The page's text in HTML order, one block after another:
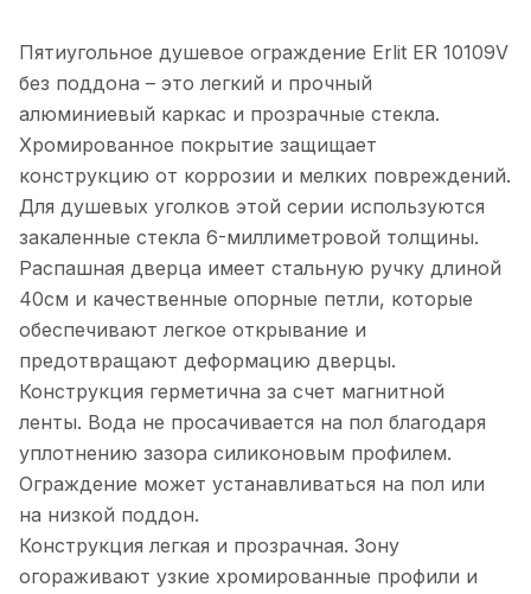
Пятиугольное душевое ограждение Erlit ER 10109V
без поддона – это легкий и прочный
алюминиевый каркас и прозрачные стекла.
Хромированное покрытие защищает
конструкцию от коррозии и мелких повреждений.
Для душевых уголков этой серии используются
закаленные стекла 6-миллиметровой толщины.
Распашная дверца имеет стальную ручку длиной
40см и качественные опорные петли, которые
обеспечивают легкое открывание и
предотвращают деформацию дверцы.
Конструкция герметична за счет магнитной
ленты. Вода не просачивается на пол благодаря
уплотнению зазора силиконовым профилем.
Ограждение может устанавливаться на пол или
на низкой поддон.
Конструкция легкая и прозрачная. Зону
огораживают узкие хромированные профили и